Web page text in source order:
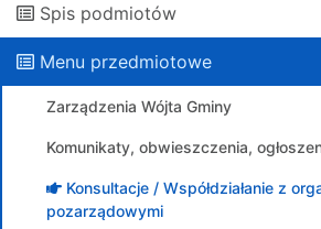
Spis podmiotów
Menu przedmiotowe
Zarządzenia Wójta Gminy
Komunikaty, obwieszczenia,
Konsultacje / Współdziałanie z
pozarządowymi